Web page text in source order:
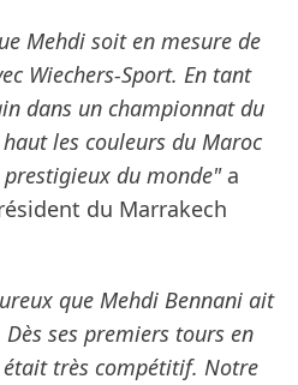
Mehdi soit en mesure de
Wiechers-Sport. En tant
dans un championnat du
les couleurs du Maroc
du monde"a
du Marrakech
que Mehdi Bennani ait
ses premiers tours en
était très compétitif. Notre